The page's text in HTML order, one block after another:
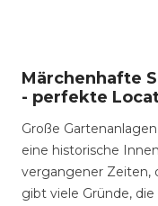
Märchenhafte
- perfekte
Große
eine historische
vergangener Zeiten,
gibt viele Gründe,